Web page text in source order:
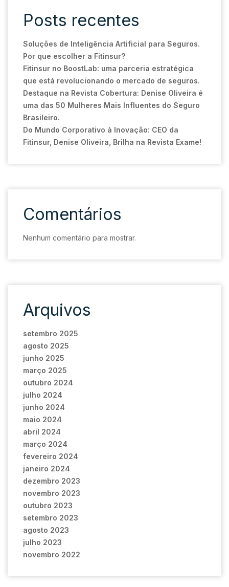
Posts recentes
Soluções de Inteligência Artificial para Seguros.
Por que escolher a Fitinsur?
Fitinsur no BoostLab: uma parceria estratégica
que está revolucionando o mercado de seguros.
Destaque na Revista Cobertura: Denise Oliveira é
uma das 50 Mulheres Mais Influentes do Seguro
Brasileiro.
Do Mundo Corporativo à Inovação: CEO da
Fitinsur, Denise Oliveira, Brilha na Revista Exame!
Comentários
Nenhum comentário para mostrar.
Arquivos
setembro 2025
agosto 2025
junho 2025
março 2025
outubro 2024
julho 2024
junho 2024
maio 2024
abril 2024
março 2024
fevereiro 2024
janeiro 2024
dezembro 2023
novembro 2023
outubro 2023
setembro 2023
agosto 2023
julho 2023
novembro 2022